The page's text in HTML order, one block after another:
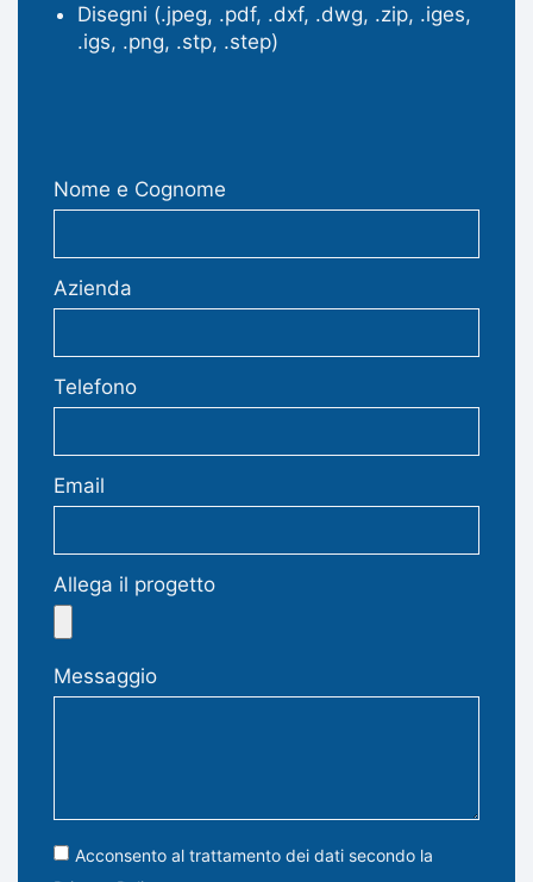
Disegni (.jpeg, .pdf, .dxf, .dwg, .zip, .iges,
.igs, .png, .stp, .step)
Nome e Cognome
Azienda
Telefono
Email
Allega il progetto
Messaggio
Acconsento al trattamento dei dati secondo la